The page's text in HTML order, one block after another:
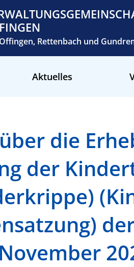
Rettenbach und
Aktuelles
die
der